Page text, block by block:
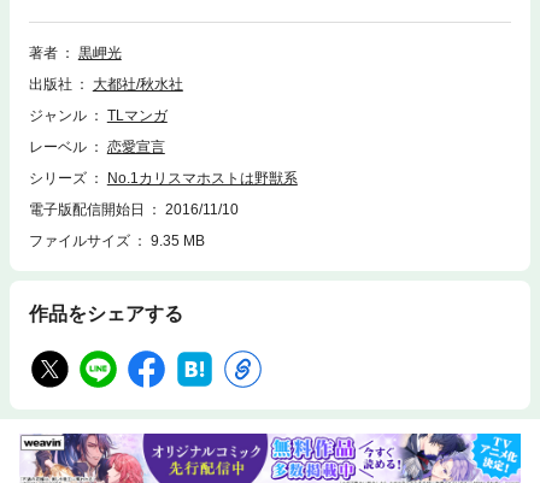
ながらも、自分の色気を引き出してほしいと色気講座をお願いするしお
り。まずは色気が出るかの確認だと、彼の家の寝室につれこまれ、ホスト
ならではの早業で胸を見られ、舐められて、濡れたあそこに指を挿れられ
著者
黒岬光
出版社
大都社/秋水社
ジャンル
TLマンガ
レーベル
恋愛宣言
シリーズ
No.1カリスマホストは野獣系
電子版配信開始日
2016/11/10
ファイルサイズ
9.35 MB
作品をシェアする